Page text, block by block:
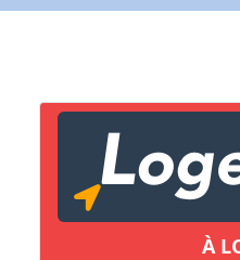
À
Lien vers inscription
Copier lien